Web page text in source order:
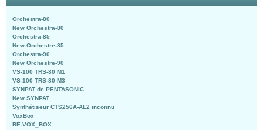
Orchestra-80
New Orchestra-80
Orchestra-85
New-Orchestre-85
Orchestra-90
New Orchestre-90
VS-100 TRS-80 M1
VS-100 TRS-80 M3
SYNPAT de PENTASONIC
New SYNPAT
Synthétiseur CTS256A-AL2 inconnu
VoxBox
RE-VOX_BOX